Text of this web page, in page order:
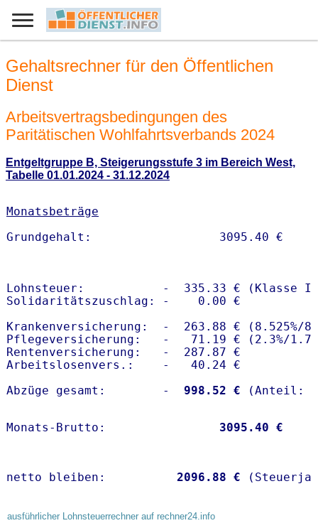
Gehaltsrechner für den Öffentlichen
Dienst
Arbeitsvertragsbedingungen des
Paritätischen Wohlfahrtsverbands 2024
Entgeltgruppe B, Steigerungsstufe 3 im Bereich West,
Tabelle 01.01.2024 - 31.12.2024
Monatsbeträge
Lohnsteuer:           -  335.33 € (Klasse I)
Solidaritätszuschlag: -    0.00 €
Krankenversicherung:  -  263.88 € (8.525%/
Pflegeversicherung:   -   71.19 € (2.3%/
Rentenversicherung:   -  287.87 €
Arbeitslosenvers.:    -   40.24 €
Abzüge gesamt:        -
  998.52 €
Monats-Brutto: 3095.40 €
netto bleiben: 2096.88 €
ausführlicher Lohnsteuerrechner auf rechner24.info